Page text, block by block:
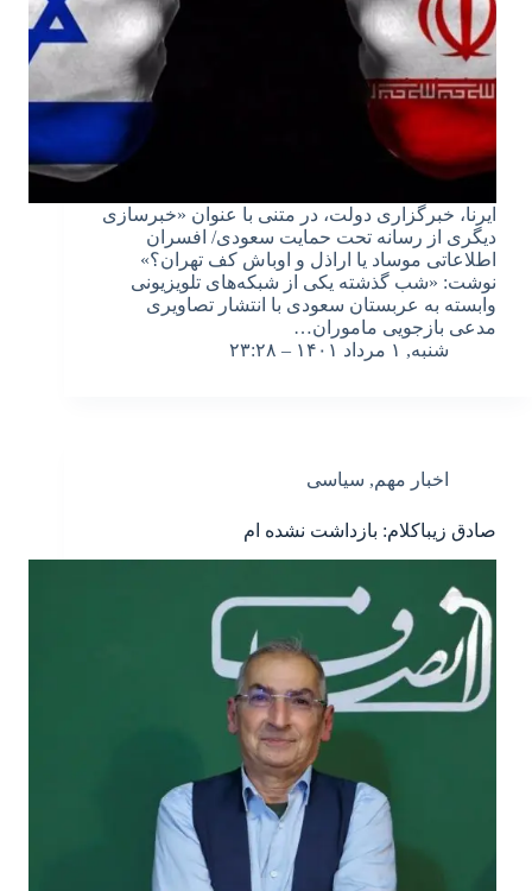
ایرنا، خبرگزاری دولت، در متنی با عنوان «خبرسازی
دیگری از رسانه تحت حمایت سعودی/ افسران
اطلاعاتی موساد یا اراذل و اوباش کف تهران؟»
نوشت: «شب گذشته یکی از شبکه‌های تلویزیونی
وابسته به عربستان سعودی با انتشار تصاویری
مدعی بازجویی ماموران…
شنبه, ۱ مرداد ۱۴۰۱ – ۲۳:۲۸
اخبار مهم, سیاسی
صادق زیباکلام: بازداشت نشده ام